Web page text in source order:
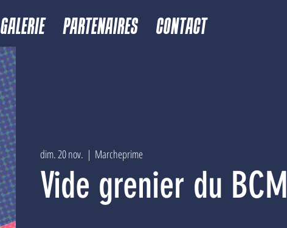
GALERIE PARTENAIRES CONTACT
dim. 20 nov.
  |
Marcheprime
Vide grenier du BCM